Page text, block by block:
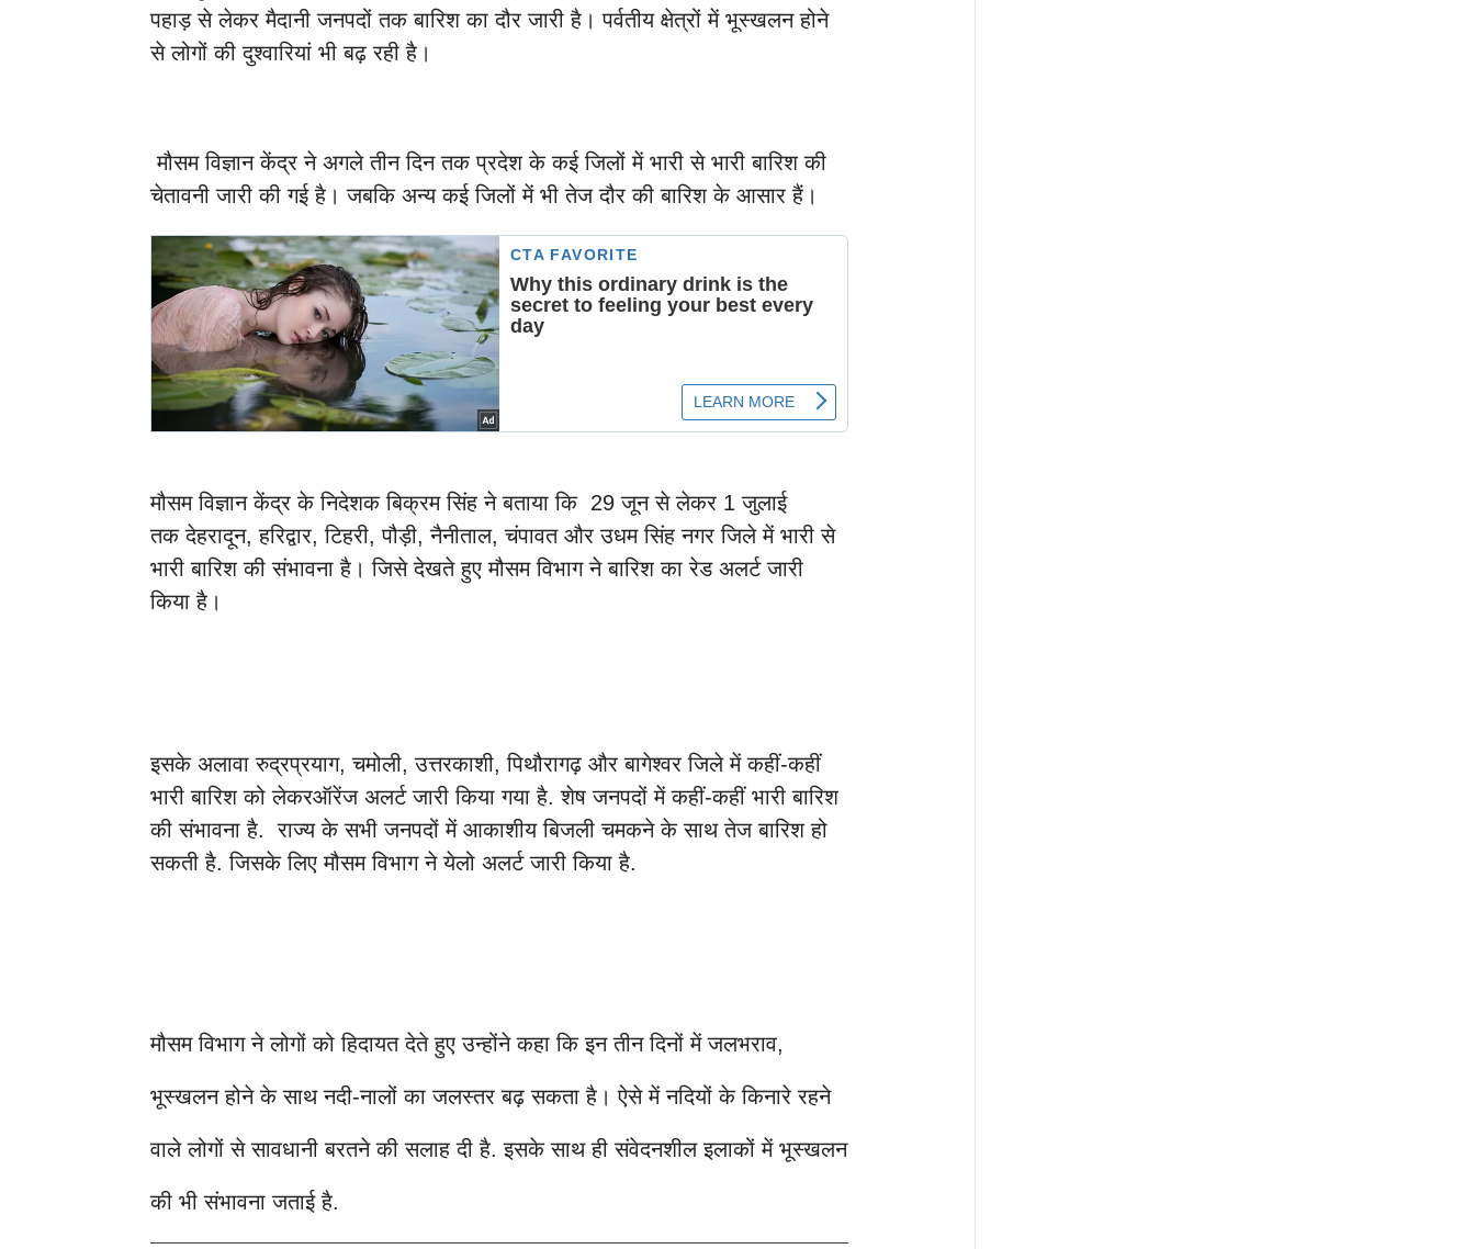
पहाड़ से लेकर मैदानी जनपदों तक बारिश का दौर जारी है। पर्वतीय क्षेत्रों में भूस्खलन होने
से लोगों की दुश्वारियां भी बढ़ रही है।
मौसम विज्ञान केंद्र ने अगले तीन दिन तक प्रदेश के कई जिलों में भारी से भारी बारिश की
चेतावनी जारी की गई है। जबकि अन्य कई जिलों में भी तेज दौर की बारिश के आसार हैं।
मौसम विज्ञान केंद्र के निदेशक बिक्रम सिंह ने बताया कि 29 जून से लेकर 1 जुलाई
तक देहरादून, हरिद्वार, टिहरी, पौड़ी, नैनीताल, चंपावत और उधम सिंह नगर जिले में भारी से
भारी बारिश की संभावना है। जिसे देखते हुए मौसम विभाग ने बारिश का रेड अलर्ट जारी
किया है।
इसके अलावा रुद्रप्रयाग, चमोली, उत्तरकाशी, पिथौरागढ़ और बागेश्वर जिले में कहीं-कहीं
भारी बारिश को लेकरऑरेंज अलर्ट जारी किया गया है. शेष जनपदों में कहीं-कहीं भारी बारिश
की संभावना है. राज्य के सभी जनपदों में आकाशीय बिजली चमकने के साथ तेज बारिश हो
सकती है. जिसके लिए मौसम विभाग ने येलो अलर्ट जारी किया है.
मौसम विभाग ने लोगों को हिदायत देते हुए उन्होंने कहा कि इन तीन दिनों में जलभराव,
भूस्खलन होने के साथ नदी-नालों का जलस्तर बढ़ सकता है। ऐसे में नदियों के किनारे रहने
वाले लोगों से सावधानी बरतने की सलाह दी है. इसके साथ ही संवेदनशील इलाकों में भूस्खलन
की भी संभावना जताई है.